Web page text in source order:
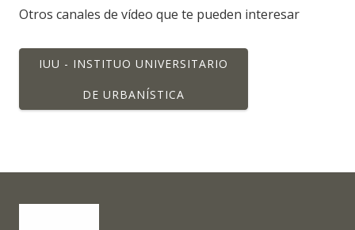
Otros canales de vídeo que te pueden interesar
IUU - INSTITUO UNIVERSITARIO
DE URBANÍSTICA